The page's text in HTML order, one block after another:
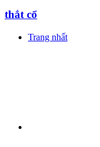
thắt cổ
Trang nhất